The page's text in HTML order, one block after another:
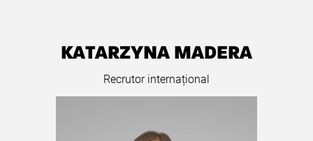
KATARZYNA MADERA
Recrutor internațional